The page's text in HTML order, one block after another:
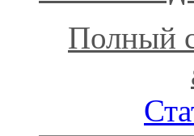
Полный